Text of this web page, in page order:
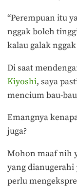
“Perempuan itu
nggak boleh
kalau galak
Di saat
Kiyoshi, saya
mencium bau-
Emangnya
juga?
Mohon maaf nih
yang dianugerahi
perlu